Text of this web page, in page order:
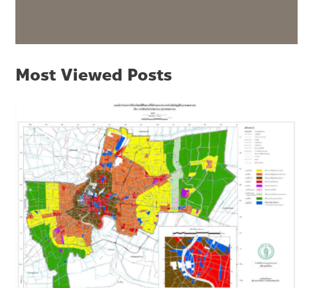
Most Viewed Posts